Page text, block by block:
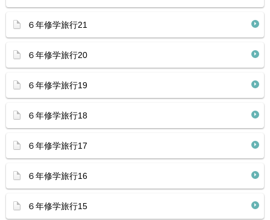
６年修学旅行21
６年修学旅行20
６年修学旅行19
６年修学旅行18
６年修学旅行17
６年修学旅行16
６年修学旅行15